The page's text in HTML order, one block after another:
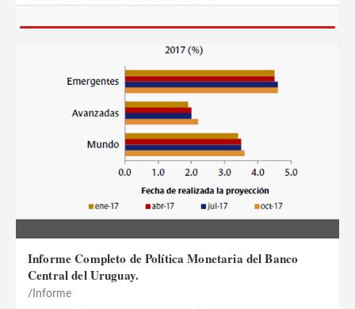
Informe Completo de Política Monetaria del Banco
Central del Uruguay.
Informe